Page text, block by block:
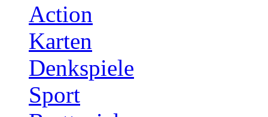
Action
Karten
Denkspiele
Sport